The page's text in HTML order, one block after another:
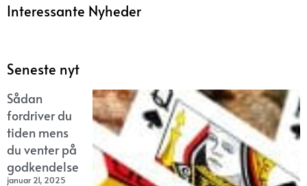
Interessante Nyheder
Seneste nyt
Sådan
fordriver du
tiden mens
du venter på
godkendelse
januar 21, 2025